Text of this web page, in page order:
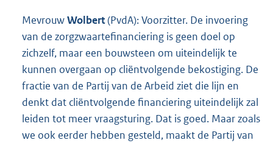
MevrouwWolbert(PvdA): Voorzitter. De invoering
van de zorgzwaartefinanciering is geen doel op
zichzelf, maar een bouwsteen om uiteindelijk te
kunnen overgaan op cliëntvolgende bekostiging. De
fractie van de Partij van de Arbeid ziet die lijn en
denkt dat cliëntvolgende financiering uiteindelijk zal
leiden tot meer vraagsturing. Dat is goed. Maar zoals
we ook eerder hebben gesteld, maakt de Partij van